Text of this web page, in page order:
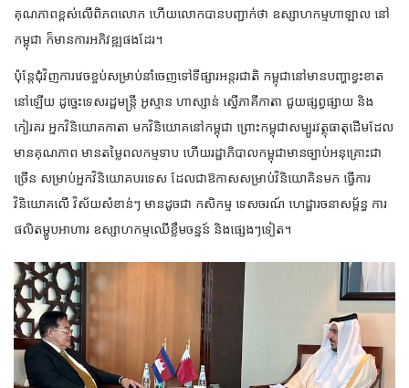
គុណភាពខ្ពស់លើពិភពលោក ហើយលោកបានបញ្ជាក់ថា ឧស្សាហកម្ម​ហាឡាល​ នៅ
កម្ពុជា ក៏មាន​ការ​អភិវឌ្ឍ​ផងដែរ។
ប៉ុន្តែជុំវិញការវេចខ្ចប់សម្រាប់នាំចេញទៅទីផ្សារអន្តរជាតិ កម្ពុជានៅមានបញ្ហាខ្វះខាត
នៅឡើយ ដូច្នេះទេសរដ្ឋមន្ត្រី អូស្មាន ហាស្សាន់ ស្នើភាគីកាតា ជួយផ្សព្វផ្សាយ និង
កៀរគរ អ្នកវិនិយោគកាតា មកវិនិយោគនៅកម្ពុជា ព្រោះកម្ពុជាសម្បូរវត្ថុធាតុដើមដែល
មានគុណភាព មានតម្លៃពលកម្មទាប ហើយរដ្ឋាភិបាលកម្ពុជាមានច្បាប់អនុគ្រោះជា
ច្រើន សម្រាប់អ្នកវិនិយោគបរទេស ដែលជាឱកាសសម្រាប់វិនិយោគិនមក ធ្វើការ
វិនិយោគលើ វិស័យសំខាន់ៗ មានដូចជា កសិកម្ម ទេសចរណ៍ ហេដ្ឋារចនាសម្ព័ន្ធ ការ
ផលិតម្ហូបអាហារ ឧស្សាហកម្មឈើខ្លឹមចន្នន៍ និងផ្សេងៗទៀត។